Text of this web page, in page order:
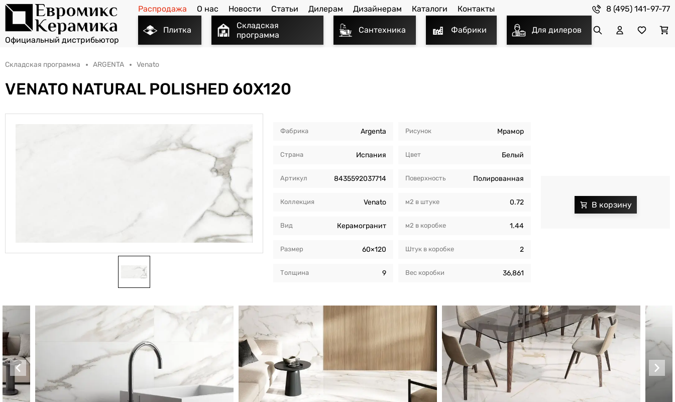
Распродажа О нас Новости Статьи Дилерам Дизайнерам Каталоги Контакты 8 (495) 141-97-77
Плитка
Складская
программа
Сантехника Фабрики Для дилеров
Складская программа ARGENTA Venato
VENATO NATURAL POLISHED 60X120
Фабрика Argenta
Страна Испания
Артикул 8435592037714
Коллекция Venato
Вид Керамогранит
Размер 60×120
Толщина 9
Рисунок Мрамор
Цвет Белый
Поверхность Полированная
м2 в штуке 0.72
м2 в коробкe 1.44
Штук в коробкe 2
Вес коробки 36,861